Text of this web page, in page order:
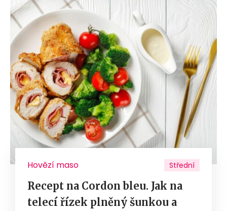
Hovězí maso Střední
Recept na Cordon bleu. Jak na
telecí řízek plněný šunkou a